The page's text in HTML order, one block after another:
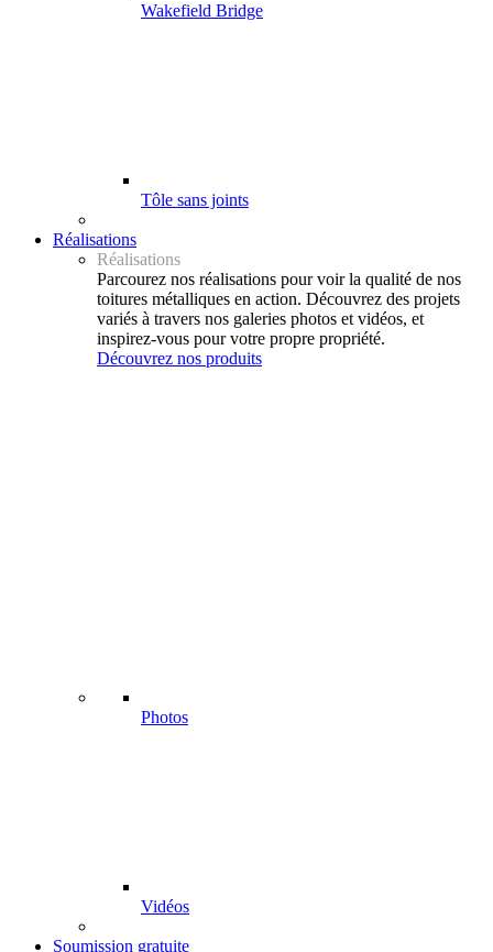
Wakefield Bridge
Tôle sans joints
Réalisations
Réalisations
Parcourez nos réalisations pour voir la qualité de nos
toitures métalliques en action. Découvrez des projets
variés à travers nos galeries photos et vidéos, et
inspirez-vous pour votre propre propriété.
Découvrez nos produits
Photos
Vidéos
Soumission gratuite